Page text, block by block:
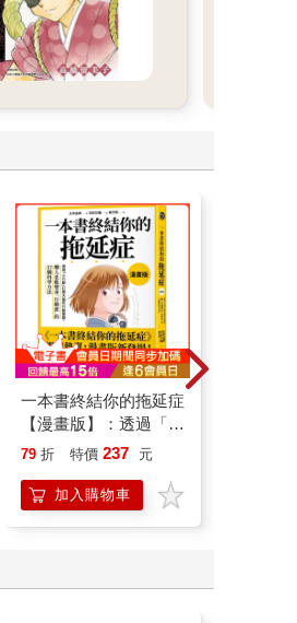
一本書終結你的拖延症
【漫畫版】：透過「小
行動」打開大腦的行動
「行動派」的37個科
學方法
79 折 特價 237 元
加入購物車